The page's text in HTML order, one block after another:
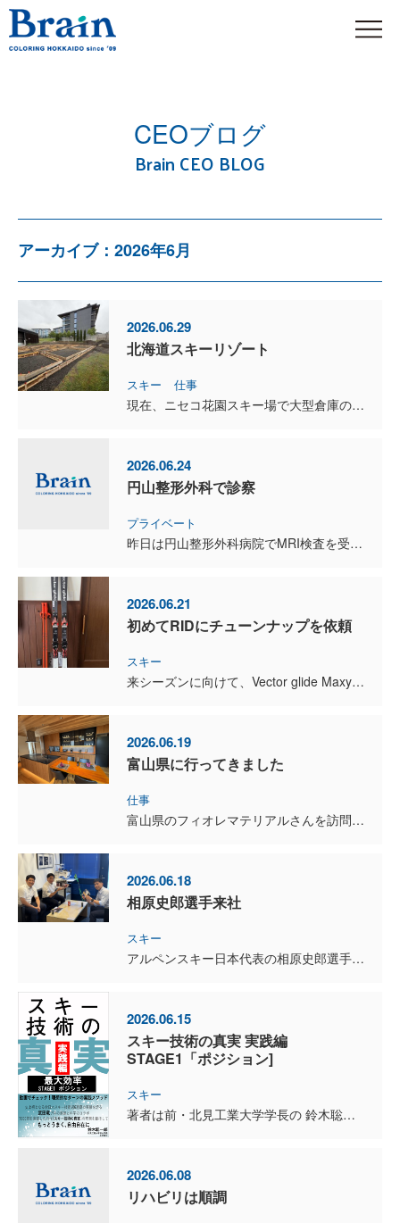
CEOブログ
Brain CEO BLOG
アーカイブ：2026年6月
2026.06.29
北海道スキーリゾート
スキー 仕事
現在、ニセコ花園スキー場で大型倉庫の建築工事が順調に進んでいます。そして来月からは、さらに別のプロジェクトもスタートする予定です。 アルペンスキーを長年続けてきた私にとって、大好...
2026.06.24
円山整形外科で診察
プライベート
昨日は円山整形外科病院でMRI検査を受け、鈴木先生に診察していただきました。 結果は術後2か月半としては非常に良好で、「最近ではなかなか見ないくらい順調な回復です」とうれしい言葉をいただきました...
2026.06.21
初めてRIDにチューンナップを依頼
スキー
来シーズンに向けて、Vector glide Maxy24をチューンナップに出しました。 アルミプレートにマーカーCOMP20を組み合わせた1台です。 今回は初めて名古屋のRIDさ...
2026.06.19
富山県に行ってきました
仕事
富山県のフィオレマテリアルさんを訪問してきました。 今回の目的は、オーダーキッチン、洗面化粧台、そして家具の打ち合わせです。 ショールームを見学させていただき、製作工程から仕上げまで詳しく...
2026.06.18
相原史郎選手来社
スキー
アルペンスキー日本代表の相原史郎選手と、コーチ兼サービスマンの大越龍之介くんが来社してくれました。 今シーズンの活動報告を聞かせてもらいましたが、本当に素晴らしいシーズンだったと思います。 ...
2026.06.15
スキー技術の真実 実践編
STAGE1「ポジション]
スキー
著者は前・北見工業大学学長の 鈴木聡一郎 氏。 そして、その理論を実践するのが全日本スキー技術選手権6連覇の 武田竜 選手です。 今回、STAGE1「ポジション」を読みながら、竜くんの滑り...
2026.06.08
リハビリは順調